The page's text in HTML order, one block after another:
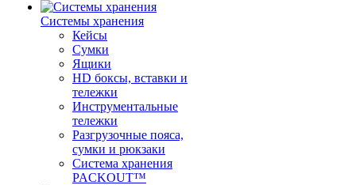
Системы хранения
Кейсы
Сумки
Ящики
HD боксы, вставки и
тележки
Инструментальные
тележки
Разгрузочные пояса,
сумки и рюкзаки
Система хранения
PACKOUT™